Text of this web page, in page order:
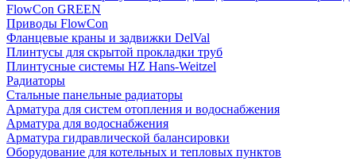
FlowСon GREEN
Приводы FlowCon
Фланцевые краны и задвижки DelVal
Плинтусы для скрытой прокладки труб
Плинтусные системы HZ Hans-Weitzel
Радиаторы
Стальные панельные радиаторы
Арматура для систем отопления и водоснабжения
Арматура для водоснабжения
Арматура гидравлической балансировки
Оборудование для котельных и тепловых пунктов